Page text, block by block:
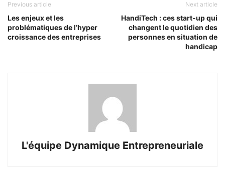
Previous article
Les enjeux et les
problématiques de l’hyper
croissance des entreprises
Next article
HandiTech : ces start-up qui
changent le quotidien des
personnes en situation de
handicap
L'équipe Dynamique Entrepreneuriale